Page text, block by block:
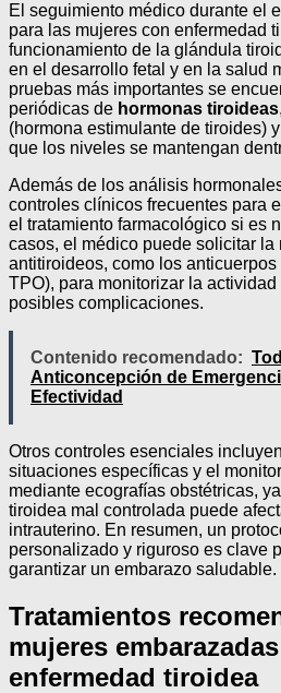
El seguimiento médico durante el
para las mujeres con enfermedad
funcionamiento de la glándula
en el desarrollo fetal y en la salud
pruebas más importantes se
periódicas de hormonas tiroideas
(hormona estimulante de tiroides)
que los niveles se mantengan
Además de los análisis
controles clínicos frecuentes para
el tratamiento farmacológico si es
casos, el médico puede solicitar
antitiroideos, como los
TPO), para monitorizar la
posibles complicaciones.
Contenido recomendado:
Anticoncepción de
Efectividad
Otros controles esenciales
situaciones específicas y el
mediante ecografías obstétricas,
tiroidea mal controlada puede
intrauterino. En resumen, un
personalizado y riguroso es clave
garantizar un embarazo saludable.
Tratamientos
mujeres
enfermedad tiroidea